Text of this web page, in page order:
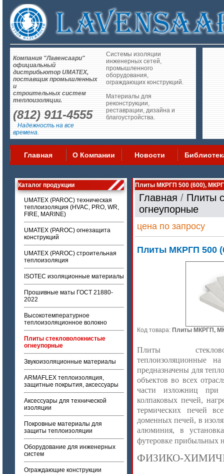
Компания "Лавенсаари"
официальный
дистрибьютор UMATEX,
поставщик промышленных
и
строительных систем
теплоизоляции.
(812) 911-4555
Надежность на все
времена.
Системы изоляции
инженерных сетей,
промышленного
оборудования,
ограждающих конструкций.
Материалы для
реконструкции,
реставрации, дизайна и
благоустройства.
Главная О Компании Новости
Каталог продукции
UMATEX (PAROC) техническая
теплоизоляция (HVAC, PRO, WR,
FIRE, MARINE)
UMATEX (PAROC) огнезащита
конструкций
UMATEX (PAROC) строительная
теплоизоляция
ISOTEC изоляционные материалы
Прошивные маты ГОСТ 21880-
2022
Высокотемпературное
теплоизоляционное волокно
Плиты стекловолокнистые
огнеупорные
Звукоизоляционные материалы
ARMAFLEX теплоизоляция,
защитные покрытия, аксессуары
Аксессуары для технической
изоляции
Покровные материалы для
защиты теплоизоляции
Оборудование для инженерных
систем
Ограждающие конструкции
Плиты МКРГП 500 (600),
Главная / Плиты
огнеупорные
цена по запросу
Плиты МКРГП 500
Код товара: Плиты МКРГП,
Плиты
теплоизоляционные
предназначены для
объектов во всех
части изложниц при
колпаковых печей,
термических печей
доменных печей, в
алюминия, в
футеровке прибыльных
ФИЗИКО-